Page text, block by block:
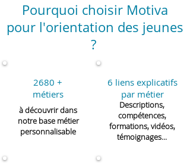
Pourquoi choisir Motiva
pour l'orientation des jeunes
?
2680 +
métiers
à découvrir dans
notre base métier
personnalisable
6 liens explicatifs
par métier
Descriptions,
compétences,
formations, vidéos,
témoignages...